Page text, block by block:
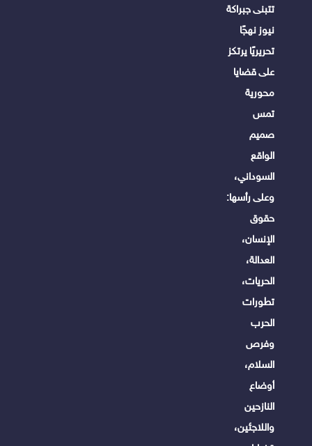
تتبنى جبراكة
نيوز نهجًا
تحريريًا يرتكز
على قضايا
محورية
تمس
صميم
الواقع
السوداني،
وعلى رأسها:
حقوق
الإنسان،
العدالة،
الحريات،
تطورات
الحرب
وفرص
السلام،
أوضاع
النازحين
واللاجئين،